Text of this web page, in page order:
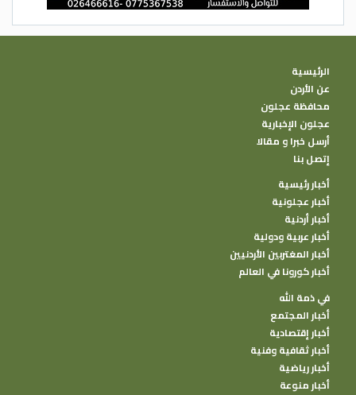
الرئيسية
عن الأردن
محافظة عجلون
عجلون الإخبارية
أرسل خبرا و مقالا
إتصل بنا
أخبار رئيسية
أخبار عجلونية
أخبار أردنية
أخبار عربية ودولية
أخبار المغتربين الأردنيين
أخبار كورونا في العالم
في ذمة الله
أخبار المجتمع
أخبار إقتصادية
أخبار ثقافية وفنية
أخبار رياضية
أخبار منوعة